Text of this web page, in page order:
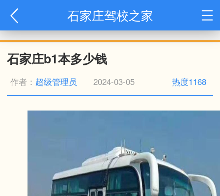
石家庄驾校之家
石家庄b1本多少钱
作者： 超级管理员 2024-03-05 热度1168